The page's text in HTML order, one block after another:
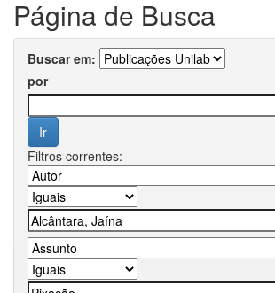
Página de Busca
Buscar em:
por
Filtros correntes: